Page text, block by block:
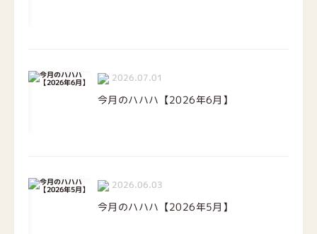
2026.07.01
今月のハハハ【2026年6月】
2026.06.03
今月のハハハ【2026年5月】